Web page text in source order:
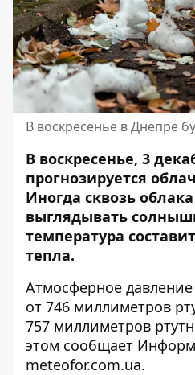
В воскресенье в Днепре
В воскресенье, 3
прогнозируется
Иногда сквозь
выглядывать
температура
тепла.
Атмосферное давление
от 746 миллиметров
757 миллиметров
этом сообщает
meteofor.com.ua.